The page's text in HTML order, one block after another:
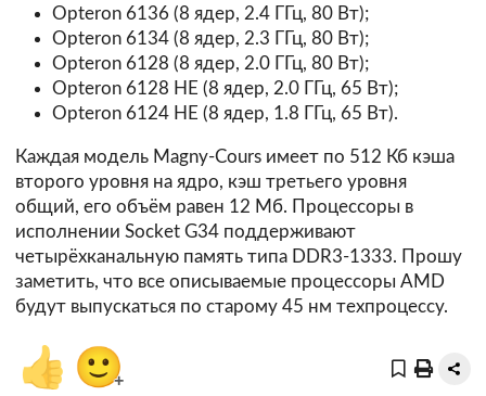
Opteron 6136 (8 ядер, 2.4 ГГц, 80 Вт);
Opteron 6134 (8 ядер, 2.3 ГГц, 80 Вт);
Opteron 6128 (8 ядер, 2.0 ГГц, 80 Вт);
Opteron 6128 HE (8 ядер, 2.0 ГГц, 65 Вт);
Opteron 6124 HE (8 ядер, 1.8 ГГц, 65 Вт).
Каждая модель Magny-Cours имеет по 512 Кб кэша
второго уровня на ядро, кэш третьего уровня
общий, его объём равен 12 Мб. Процессоры в
исполнении Socket G34 поддерживают
четырёхканальную память типа DDR3-1333. Прошу
заметить, что все описываемые процессоры AMD
будут выпускаться по старому 45 нм техпроцессу.
👍 🙂
+